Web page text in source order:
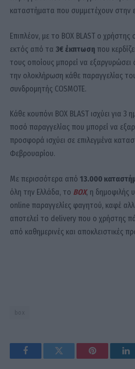
καταστήματα που συμμετέχουν στην
Επιπλέον, με το BOX BLAST ο χρήστης
εκτός από τα 3€ έκπτωση που
τους οποίους μπορεί να
την ολοκλήρωση κάθε παραγγελίας
συνδρομητής COSMOTE.
Κάθε κουπόνι BOX BLAST ισχύει για 3
ποσό παραγγελίας που μπορεί να
προσφορά ισχύει σε επιλεγμένα
Φεβρουαρίου.
Με περισσότερα από 13.000
όλη την Ελλάδα, το BOX, η δημοφιλής
online παραγγελίες φαγητού, καφέ
αποτελεί το delivery που ο χρήστης
από καθημερινές και αποκλειστικές
box
FacebookTwitter Pinterest